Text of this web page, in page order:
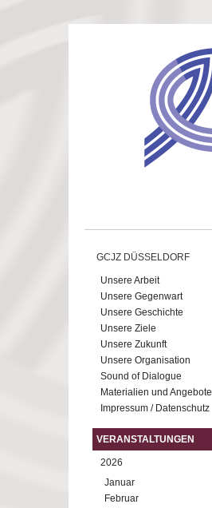
GCJZ DÜSSELDORF
Unsere Arbeit
Unsere Gegenwart
Unsere Geschichte
Unsere Ziele
Unsere Zukunft
Unsere Organisation
Sound of Dialogue
Materialien und Angebote
Impressum / Datenschutz
VERANSTALTUNGEN
2026
Januar
Februar